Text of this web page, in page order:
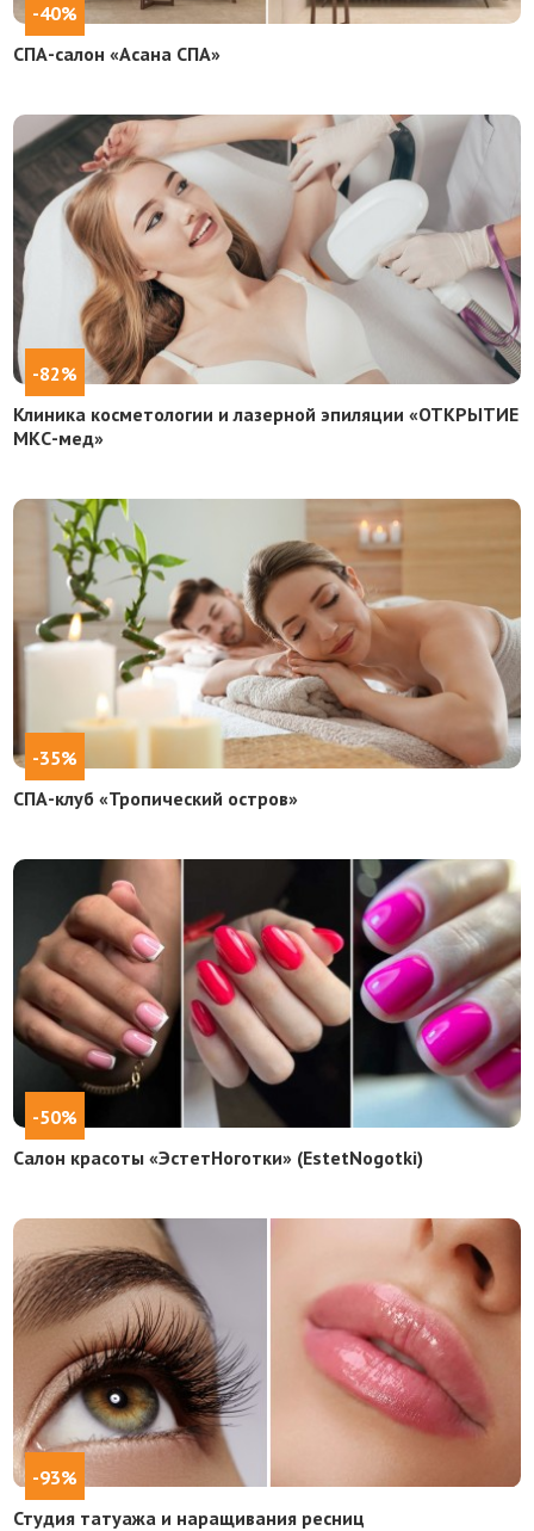
-40%
СПА-салон «Асана СПА»
-82%
Клиника косметологии и лазерной эпиляции «ОТКРЫТИЕ
МКС-мед»
-35%
СПА-клуб «Тропический остров»
-50%
Салон красоты «ЭстетНоготки» (EstetNogotki)
-93%
Студия татуажа и наращивания ресниц